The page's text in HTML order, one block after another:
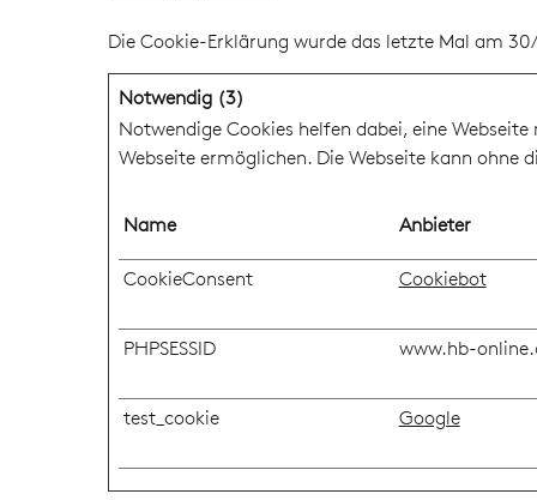
Die Cookie-Erklärung wurde das letzte Mal am
Notwendig (3)
Notwendige Cookies helfen dabei, eine
Webseite ermöglichen. Die Webseite kann ohne
Name Anbieter
CookieConsent Cookiebot
PHPSESSID www.hb-
test_cookie Google